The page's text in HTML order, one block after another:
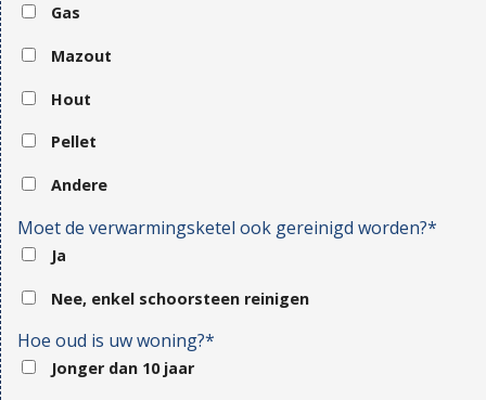
Gas
Mazout
Hout
Pellet
Andere
Moet de verwarmingsketel ook gereinigd worden?*
Ja
Nee, enkel schoorsteen reinigen
Hoe oud is uw woning?*
Jonger dan 10 jaar